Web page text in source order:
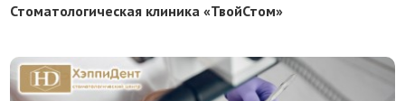
Стоматологическая клиника «ТвойСтом»